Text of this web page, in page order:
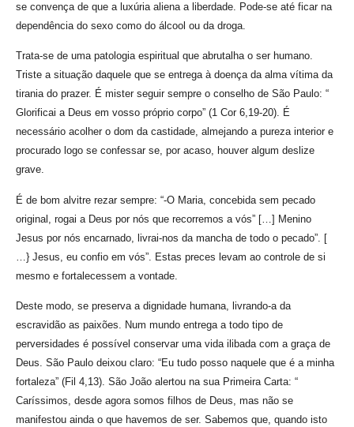
se convença de que a luxúria aliena a liberdade. Pode-se até ficar na
dependência do sexo como do álcool ou da droga.
Trata-se de uma patologia espiritual que abrutalha o ser humano.
Triste a situação daquele que se entrega à doença da alma vítima da
tirania do prazer. É mister seguir sempre o conselho de São Paulo: “
Glorificai a Deus em vosso próprio corpo” (1 Cor 6,19-20). É
necessário acolher o dom da castidade, almejando a pureza interior e
procurado logo se confessar se, por acaso, houver algum deslize
grave.
É de bom alvitre rezar sempre: “-O Maria, concebida sem pecado
original, rogai a Deus por nós que recorremos a vós” […] Menino
Jesus por nós encarnado, livrai-nos da mancha de todo o pecado”. [
…} Jesus, eu confio em vós”. Estas preces levam ao controle de si
mesmo e fortalecessem a vontade.
Deste modo, se preserva a dignidade humana, livrando-a da
escravidão as paixões. Num mundo entrega a todo tipo de
perversidades é possível conservar uma vida ilibada com a graça de
Deus. São Paulo deixou claro: “Eu tudo posso naquele que é a minha
fortaleza” (Fil 4,13). São João alertou na sua Primeira Carta: “
Caríssimos, desde agora somos filhos de Deus, mas não se
manifestou ainda o que havemos de ser. Sabemos que, quando isto